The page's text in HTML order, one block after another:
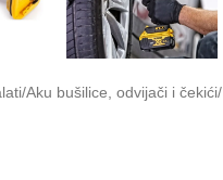
/Aku bušilice, odvijači i čekići/